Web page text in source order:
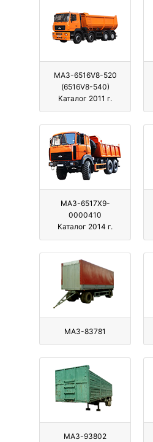
МАЗ-6516V8-520
(6516V8-540)
Каталог 2011 г.
МАЗ-6517X9-
0000410
Каталог 2014 г.
МАЗ-83781
МАЗ-93802